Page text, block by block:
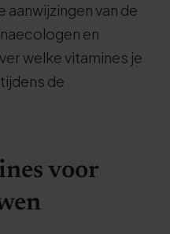
aanwijzingen van de
en
welke vitamines je
de
voor